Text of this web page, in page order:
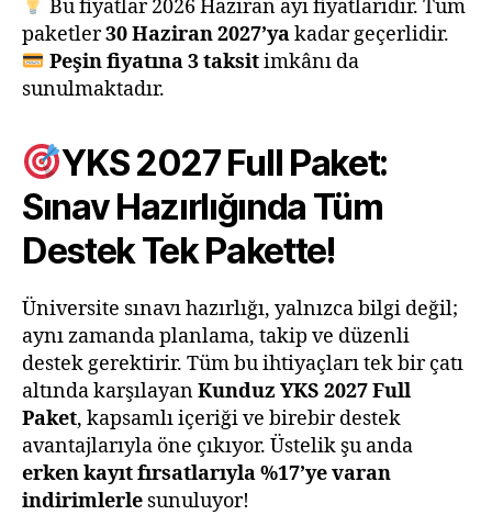
Bu fiyatlar 2026 Haziran ayı fiyatlarıdır. Tüm
paketler30 Haziran 2027’yakadar geçerlidir.
Peşin fiyatına 3 taksitimkânı da
sunulmaktadır.
YKS 2027 Full Paket:
Sınav Hazırlığında Tüm
Destek Tek Pakette!
Üniversite sınavı hazırlığı, yalnızca bilgi değil;
aynı zamanda planlama, takip ve düzenli
destek gerektirir. Tüm bu ihtiyaçları tek bir çatı
altında karşılayanKunduz YKS 2027 Full
Paket, kapsamlı içeriği ve birebir destek
avantajlarıyla öne çıkıyor. Üstelik şu anda
erken kayıt fırsatlarıyla %17’ye varan
indirimlerle sunuluyor!